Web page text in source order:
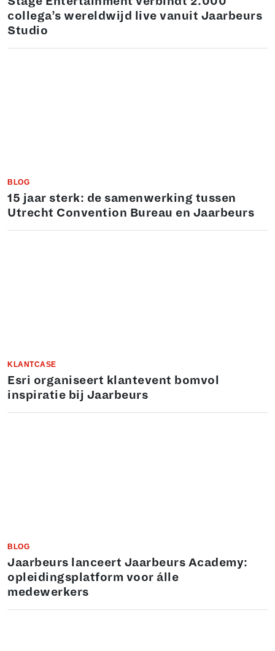
collega’s wereldwijd live vanuit Jaarbeurs
Studio
BLOG
15 jaar sterk: de samenwerking tussen
Utrecht Convention Bureau en Jaarbeurs
KLANTCASE
Esri organiseert klantevent bomvol
inspiratie bij Jaarbeurs
BLOG
Jaarbeurs lanceert Jaarbeurs Academy:
opleidingsplatform voor álle
medewerkers